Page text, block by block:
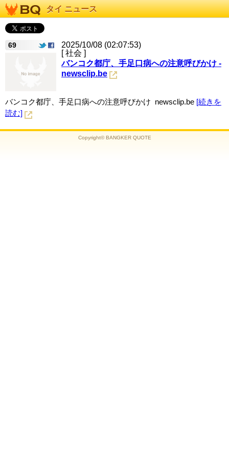
タイ ニュース
69
2025/10/08 (02:07:53)
[ 社会 ]
バンコク都庁、手足口病への注意呼びかけ -
newsclip.be
バンコク都庁、手足口病への注意呼びかけ newsclip.be [続きを
読む]
Copyright© BANGKER QUOTE